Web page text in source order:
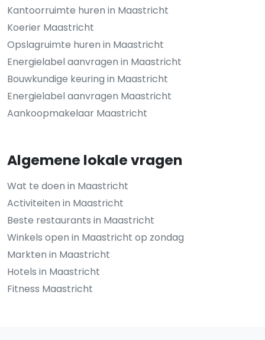
Kantoorruimte huren in Maastricht
Koerier Maastricht
Opslagruimte huren in Maastricht
Energielabel aanvragen in Maastricht
Bouwkundige keuring in Maastricht
Energielabel aanvragen Maastricht
Aankoopmakelaar Maastricht
Algemene lokale vragen
Wat te doen in Maastricht
Activiteiten in Maastricht
Beste restaurants in Maastricht
Winkels open in Maastricht op zondag
Markten in Maastricht
Hotels in Maastricht
Fitness Maastricht